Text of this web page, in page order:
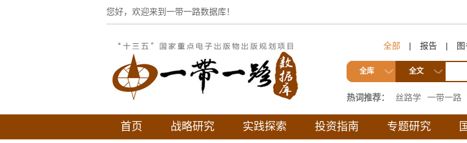
您好，欢迎来到一带一路数据库！
全部 | 报告 |
全库 全文
热词推荐： 丝路学 一带一路
互联互通
首页 战略研究 实践探索 投资指南 专题研究